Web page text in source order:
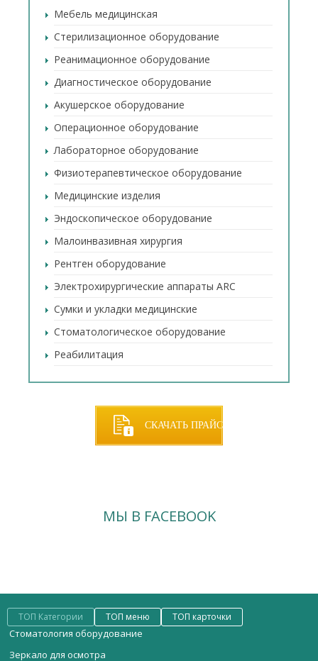
Мебель медицинская
Стерилизационное оборудование
Реанимационное оборудование
Диагностическое оборудование
Акушерское оборудование
Операционное оборудование
Лабораторное оборудование
Физиотерапевтическое оборудование
Медицинские изделия
Эндоскопическое оборудование
Малоинвазивная хирургия
Рентген оборудование
Электрохирургические аппараты ARC
Сумки и укладки медицинские
Стоматологическое оборудование
Реабилитация
СКАЧАТЬ ПРАЙС
МЫ В FACEBOOK
ТОП Категории ТОП меню ТОП карточки
Стоматология оборудование
Зеркало для осмотра